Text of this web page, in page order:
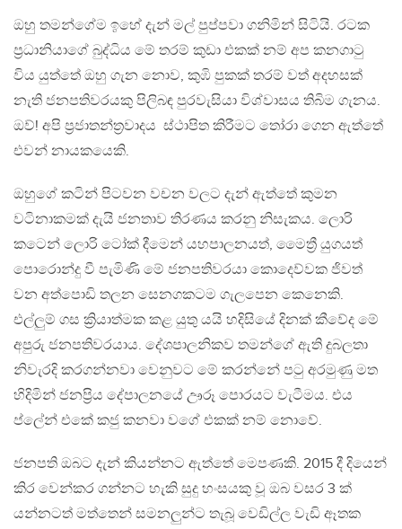
ඔහු තමන්ගේම ඉහේ දැන් මල් පුප්පවා ගනිමින් සිටියි. රටක
ප්‍රධානියාගේ බුද්ධිය මේ තරම් කුඩා එකක් නම් අප කනගාටු
විය යුත්තේ ඔහු ගැන නොව, කුඹි පුකක් තරම් වත් අදහසක්
නැති ජනපතිවරයකු පිලිබඳ පුරවැසියා විශ්වාසය තිබිම ගැනය.
ඔව්! අපි ප්‍රජාතන්ත්‍රවාදය ස්ථාපිත කිරීමට තෝරා ගෙන ඇත්තේ
එවන් නායකයෙකි.
ඔහුගේ කටින් පිටවන වචන වලට දැන් ඇත්තේ කුමන
වටිනාකමක් දැයි ජනතාව තිරණය කරනු නිසැකය. ලොරි
කටෙන් ලොරි ටෝක් දීමෙන් යහපාලනයත්, මෛත්‍රී යුගයත්
පොරොන්දු වී පැමිණි මේ ජනපතිවරයා කොදෙව්වක ජිවත්
වන අත්පොඩි තලන සෙනගකටම ගැලපෙන කෙනෙකි.
එල්ලුම් ගස ක්‍රියාත්මක කළ යුතු යයි හදිසියේ දිනක් කීවේද මේ
අපුරු ජනපතිවරයාය. දේශපාලනිකව තමන්ගේ ඇති දුබලතා
නිවැරදි කරගන්නවා වෙනුවට මේ කරන්නේ පටු අරමුණු මත
හිදිමින් ජනප්‍රිය දේපාලනයේ ඌරූ පොරයට වැටීමය. එය
ප්ලේන් එකේ කජු කනවා වගේ එකක් නම් නොවේ.
ජනපති ඔබට දැන් කියන්නට ඇත්තේ මෙපණකි. 2015 දී දියෙන්
කිර වෙන්කර ගන්නට හැකි සුදු හංසයකු වූ ඔබ වසර 3 ක්
යන්නටත් මත්තෙන් සමනලුන්ට තැබූ වෙඩිල්ල වැඩි ඈතක